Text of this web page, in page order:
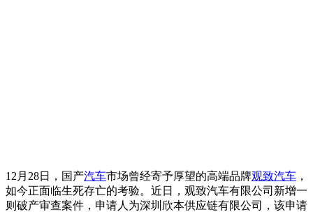
12月28日，国产汽车市场曾经寄予厚望的高端品牌观致汽车 ，
如今正面临生死存亡的考验。近日，观致汽车有限公司新增一
则破产审查案件，申请人为深圳欣本供应链有限公司，该申请